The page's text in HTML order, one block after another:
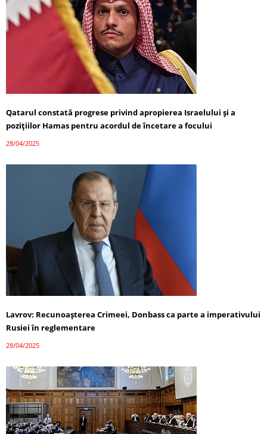
Qatarul constată progrese privind apropierea Israelului și a
pozițiilor Hamas pentru acordul de încetare a focului
28/04/2025
Lavrov: Recunoașterea Crimeei, Donbass ca parte a imperativului
Rusiei în reglementare
28/04/2025